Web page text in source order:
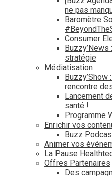
ne pas
Baromètre
Consumer
stratégie
Médiatisation
Buzzy’Show
rencontre
Lancement
santé !
Programme
Enrichir vos
Buzz
Animer vos
La Pause
Offres Partenaires
Des